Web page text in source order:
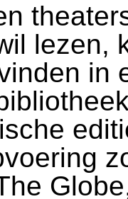
lezen,
in